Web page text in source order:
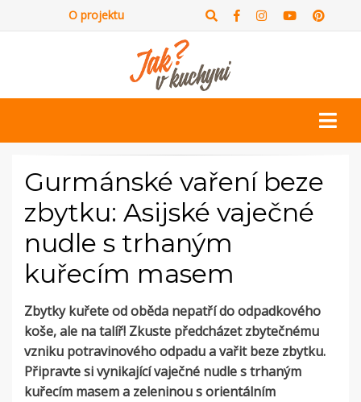
O projektu
Gurmánské vaření beze
zbytku: Asijské vaječné
nudle s trhaným
kuřecím masem
Zbytky kuřete od oběda nepatří do odpadkového
koše, ale na talíř! Zkuste předcházet zbytečnému
vzniku potravinového odpadu a vařit beze zbytku.
Připravte si vynikající vaječné nudle s trhaným
kuřecím masem a zeleninou s orientálním